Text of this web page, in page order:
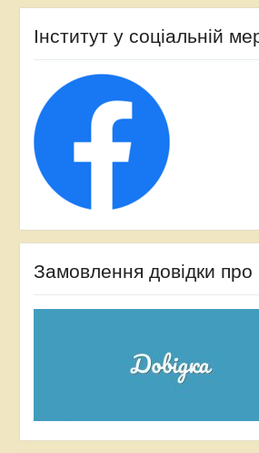
Інститут у соціальній
Замовлення довідки про